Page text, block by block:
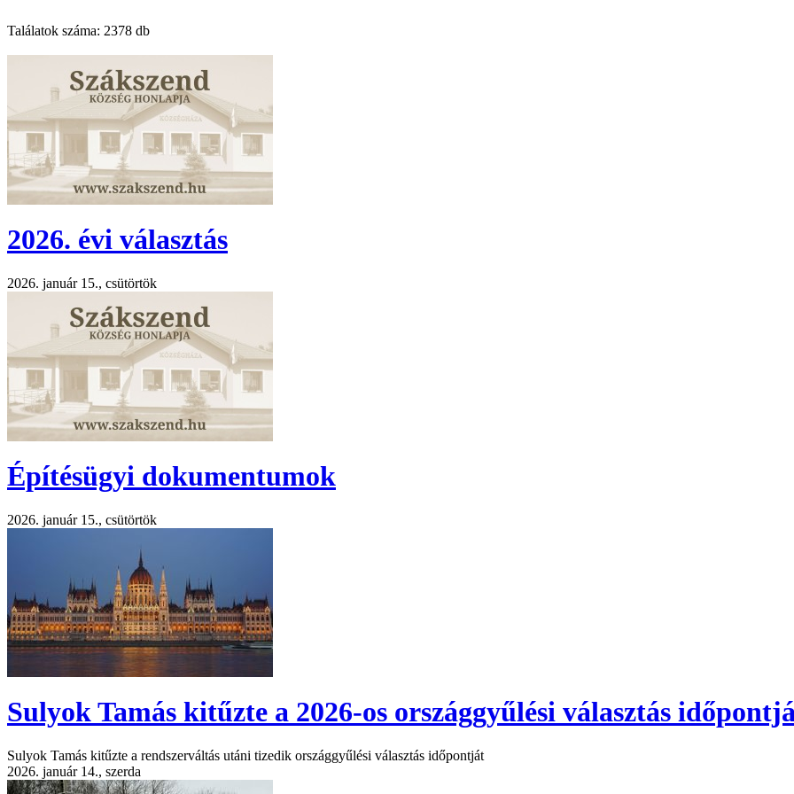
Találatok száma: 2378 db
2026. évi választás
2026. január 15., csütörtök
Építésügyi dokumentumok
2026. január 15., csütörtök
Sulyok Tamás kitűzte a 2026-os országgyűlési választás
Sulyok Tamás kitűzte a rendszerváltás utáni tizedik országgyűlési választás időpontját
2026. január 14., szerda